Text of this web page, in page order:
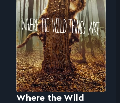
Where the Wild